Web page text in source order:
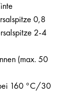
0,8
2-4
(max. 50
bei 160 °C/30